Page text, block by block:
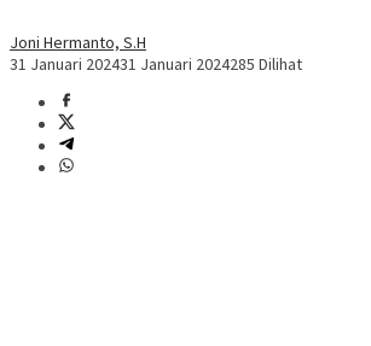
Joni Hermanto, S.H
31 Januari 202431 Januari 2024285 Dilihat